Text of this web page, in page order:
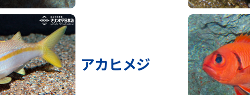
アカヒメジ